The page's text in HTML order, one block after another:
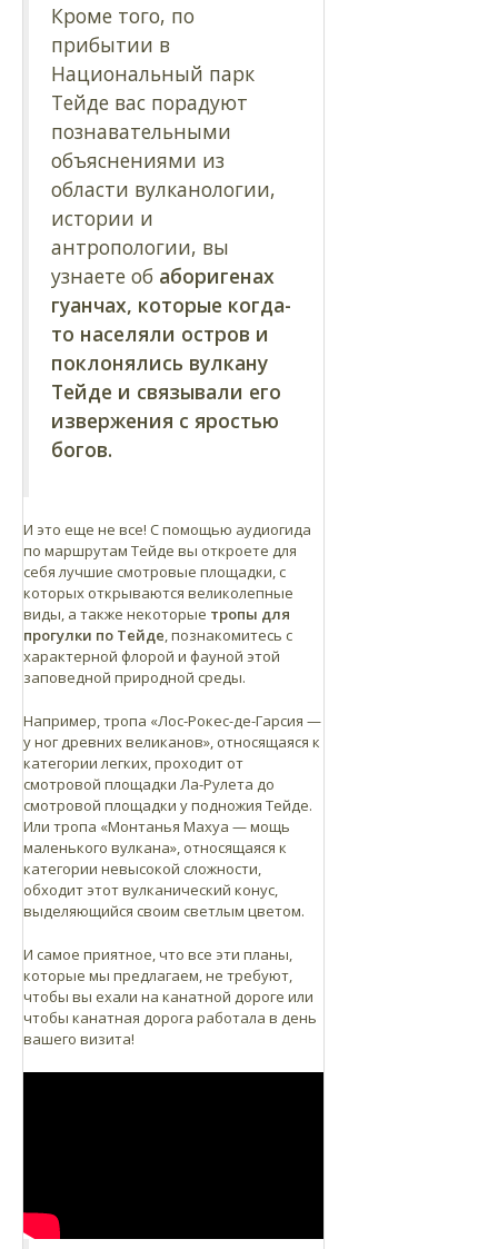
Кроме того, по
прибытии в
Национальный парк
Тейде вас порадуют
познавательными
объяснениями из
области вулканологии,
истории и
антропологии, вы
узнаете об аборигенах
гуанчах, которые когда-
то населяли остров и
поклонялись вулкану
Тейде и связывали его
извержения с яростью
богов.
И это еще не все! С помощью аудиогида
по маршрутам Тейде вы откроете для
себя лучшие смотровые площадки, с
которых открываются великолепные
виды, а также некоторые тропы для
прогулки по Тейде , познакомитесь с
характерной флорой и фауной этой
заповедной природной среды.
Например, тропа «Лос-Рокес-де-Гарсия —
у ног древних великанов», относящаяся к
категории легких, проходит от
смотровой площадки Ла-Рулета до
смотровой площадки у подножия Тейде.
Или тропа «Монтанья Махуа — мощь
маленького вулкана», относящаяся к
категории невысокой сложности,
обходит этот вулканический конус,
выделяющийся своим светлым цветом.
И самое приятное, что все эти планы,
которые мы предлагаем, не требуют,
чтобы вы ехали на канатной дороге или
чтобы канатная дорога работала в день
вашего визита!